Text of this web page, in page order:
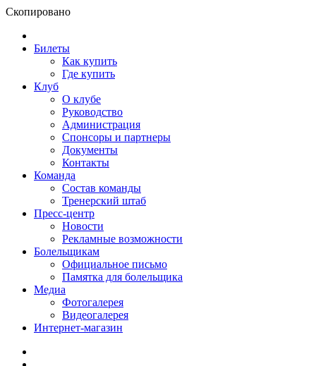
Скопировано
Билеты
Как купить
Где купить
Клуб
О клубе
Руководство
Администрация
Спонсоры и партнеры
Документы
Контакты
Команда
Состав команды
Тренерский штаб
Пресс-центр
Новости
Рекламные возможности
Болельщикам
Официальное письмо
Памятка для болельщика
Медиа
Фотогалерея
Видеогалерея
Интернет-магазин